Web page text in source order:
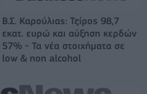
Β.Σ. Καρούλιας: Τζίρος 98,7
εκατ. ευρώ και αύξηση κερδών
57% - Τα νέα στοιχήματα σε
low & non alcohol